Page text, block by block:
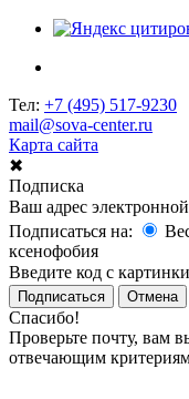
Тел: +7 (495) 517-9230
mail@sova-center.ru
Карта сайта
✖
Подписка
Ваш адрес
Подписаться на:
ксенофобия
Введите код с
Подписаться
Отмена
Спасибо!
Проверьте почту, вам
отвечающим